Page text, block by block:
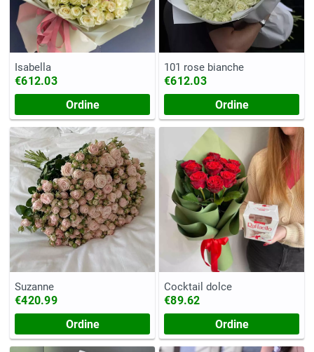
Isabella
€612.03
Ordine
101 rose bianche
€612.03
Ordine
Suzanne
€420.99
Ordine
Cocktail dolce
€89.62
Ordine